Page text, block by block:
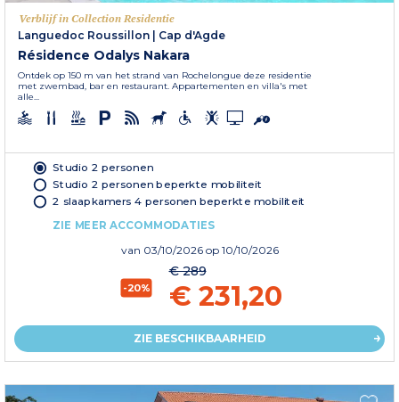
Verblijf in Collection Residentie
Languedoc Roussillon
Cap d'Agde
Résidence Odalys Nakara
Ontdek op 150 m van het strand van Rochelongue deze residentie
met zwembad, bar en restaurant. Appartementen en villa's met
alle...
Studio 2 personen
Studio 2 personen beperkte mobiliteit
2 slaapkamers 4 personen beperkte mobiliteit
ZIE MEER ACCOMMODATIES
van 03/10/2026 op 10/10/2026
-20%
€ 289
€ 231,20
ZIE BESCHIKBAARHEID